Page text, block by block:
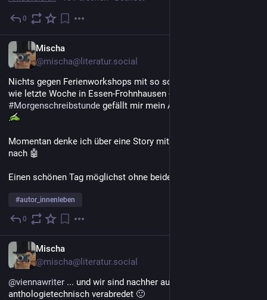
0
Mischa
@mischa@literatur.social
Nichts gegen Ferienworkshops mit so schreibbegeisteren Kids
#Morgenschreibstunde gefällt mir mein Alltag deutlich besser.
Momentan denke ich über eine Story mit KI & Stromausfall
nach 🤖
Einen schönen Tag möglichst ohne beides für euch alle! 😉
#autor_innenleben
0
Mischa
@mischa@literatur.social
@viennawriter ... und wir sind nachher auch noch
anthologietechnisch verabredet 🙂